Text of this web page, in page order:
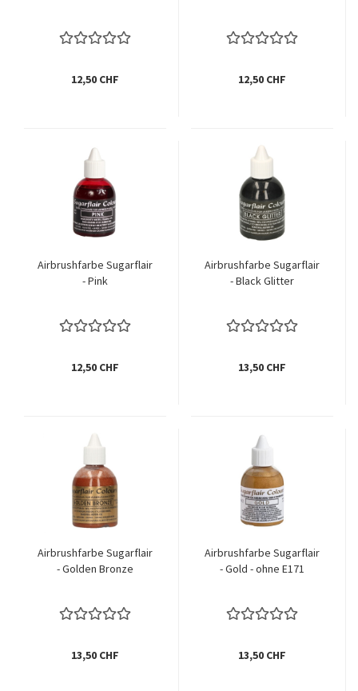
12,50 CHF 12,50 CHF
Airbrushfarbe Sugarflair
- Pink
12,50 CHF
Airbrushfarbe Sugarflair
- Black Glitter
13,50 CHF
Airbrushfarbe Sugarflair
- Golden Bronze
13,50 CHF
Airbrushfarbe Sugarflair
- Gold - ohne E171
13,50 CHF